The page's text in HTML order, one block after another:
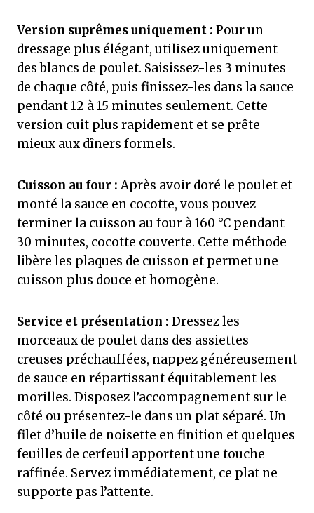
Version suprêmes uniquement : Pour un
dressage plus élégant, utilisez uniquement
des blancs de poulet. Saisissez-les 3 minutes
de chaque côté, puis finissez-les dans la sauce
pendant 12 à 15 minutes seulement. Cette
version cuit plus rapidement et se prête
mieux aux dîners formels.
Cuisson au four :Après avoir doré le poulet et
monté la sauce en cocotte, vous pouvez
terminer la cuisson au four à 160 °C pendant
30 minutes, cocotte couverte. Cette méthode
libère les plaques de cuisson et permet une
cuisson plus douce et homogène.
Service et présentation : Dressez les
morceaux de poulet dans des assiettes
creuses préchauffées, nappez généreusement
de sauce en répartissant équitablement les
morilles. Disposez l’accompagnement sur le
côté ou présentez-le dans un plat séparé. Un
filet d’huile de noisette en finition et quelques
feuilles de cerfeuil apportent une touche
raffinée. Servez immédiatement, ce plat ne
supporte pas l’attente.